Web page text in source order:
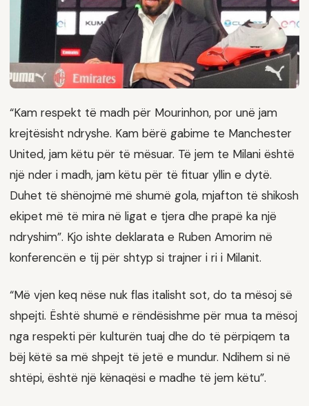
“Kam respekt të madh për Mourinhon, por unë jam
krejtësisht ndryshe. Kam bërë gabime te Manchester
United, jam këtu për të mësuar. Të jem te Milani është
një nder i madh, jam këtu për të fituar yllin e dytë.
Duhet të shënojmë më shumë gola, mjafton të shikosh
ekipet më të mira në ligat e tjera dhe prapë ka një
ndryshim”. Kjo ishte deklarata e Ruben Amorim në
konferencën e tij për shtyp si trajner i ri i Milanit.
“Më vjen keq nëse nuk flas italisht sot, do ta mësoj së
shpejti. Është shumë e rëndësishme për mua ta mësoj
nga respekti për kulturën tuaj dhe do të përpiqem ta
bëj këtë sa më shpejt të jetë e mundur. Ndihem si në
shtëpi, është një kënaqësi e madhe të jem këtu”.